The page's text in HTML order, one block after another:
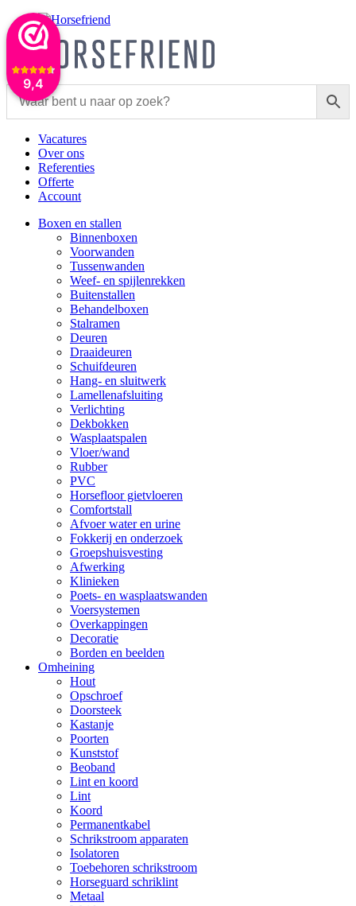
9,4
Vacatures
Over ons
Referenties
Offerte
Account
Boxen en stallen
Binnenboxen
Voorwanden
Tussenwanden
Weef- en spijlenrekken
Buitenstallen
Behandelboxen
Stalramen
Deuren
Draaideuren
Schuifdeuren
Hang- en sluitwerk
Lamellenafsluiting
Verlichting
Dekbokken
Wasplaatspalen
Vloer/wand
Rubber
PVC
Horsefloor gietvloeren
Comfortstall
Afvoer water en urine
Fokkerij en onderzoek
Groepshuisvesting
Afwerking
Klinieken
Poets- en wasplaatswanden
Voersystemen
Overkappingen
Decoratie
Borden en beelden
Omheining
Hout
Opschroef
Doorsteek
Kastanje
Poorten
Kunststof
Beoband
Lint en koord
Lint
Koord
Permanentkabel
Schrikstroom apparaten
Isolatoren
Toebehoren schrikstroom
Horseguard schriklint
Metaal